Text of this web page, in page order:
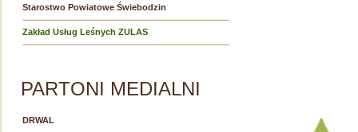
Starostwo Powiatowe Świebodzin
Zakład Usług Leśnych ZULAS
PARTONI MEDIALNI
DRWAL